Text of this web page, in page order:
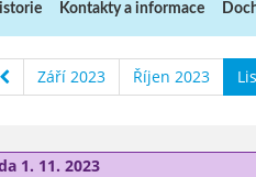
Kontakty a informace
Září 2023 Říjen 2023
1. 11. 2023